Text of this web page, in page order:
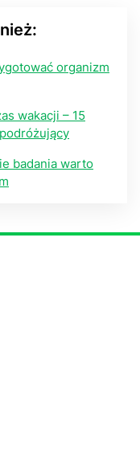
organizm
wakacji – 15
badania warto